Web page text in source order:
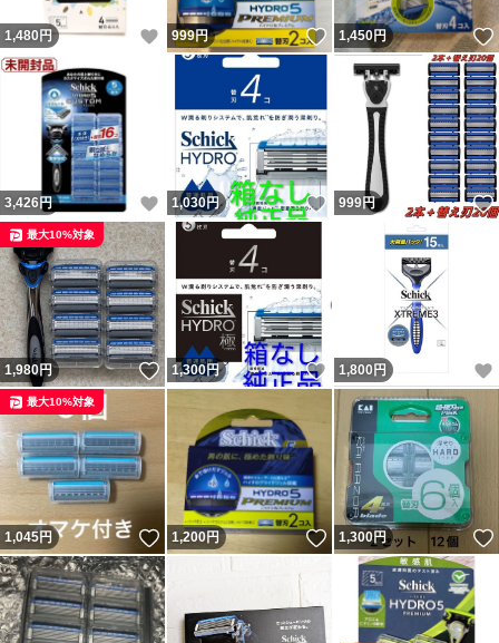
1,480 円 いいね！
999円 いいね！
1,450円
3,426 円 いいね！
1,030円 いいね！
999円
1,980円 いいね！
最大10%対象
1,300円 いいね！
1,800 円
1,045円 いいね！
最大10%対象
1,200円 いいね！
1,300円